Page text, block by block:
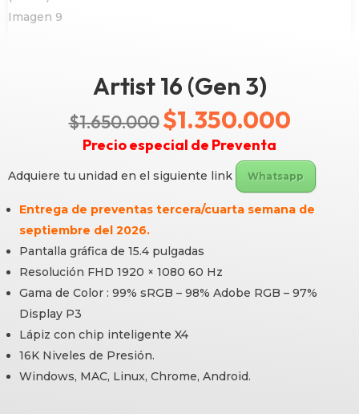
Artist 16 (Gen 3)
$1.650.000El
precio
original
era:
$1.650.000.
$1.350.000El
actual
es:
Precio especial de Preventa
Adquiere tu unidad en el siguiente link Whatsapp
Entrega de preventas tercera/cuarta semana de
septiembre del 2026.
Pantalla gráfica de 15.4 pulgadas
Resolución FHD 1920 × 1080 60 Hz
Gama de Color : 99% sRGB – 98% Adobe RGB – 97%
Display P3
Lápiz con chip inteligente X4
16K Niveles de Presión.
Windows, MAC, Linux, Chrome, Android.